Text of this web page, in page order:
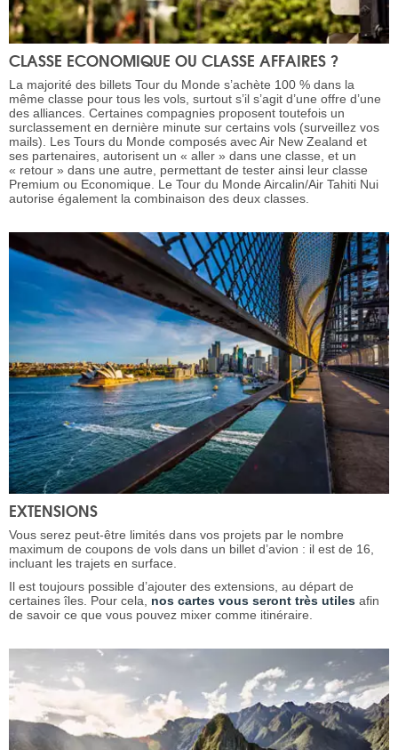
CLASSE ECONOMIQUE OU CLASSE AFFAIRES ?
La majorité des billets Tour du Monde s’achète 100 % dans la
même classe pour tous les vols, surtout s’il s’agit d’une offre d’une
des alliances. Certaines compagnies proposent toutefois un
surclassement en dernière minute sur certains vols (surveillez vos
mails). Les Tours du Monde composés avec Air New Zealand et
ses partenaires, autorisent un « aller » dans une classe, et un
« retour » dans une autre, permettant de tester ainsi leur classe
Premium ou Economique. Le Tour du Monde Aircalin/Air Tahiti Nui
autorise également la combinaison des deux classes.
EXTENSIONS
Vous serez peut-être limités dans vos projets par le nombre
maximum de coupons de vols dans un billet d’avion : il est de 16,
incluant les trajets en surface.
Il est toujours possible d’ajouter des extensions, au départ de
certaines îles. Pour cela, nos cartes vous seront très utiles afin
de savoir ce que vous pouvez mixer comme itinéraire.